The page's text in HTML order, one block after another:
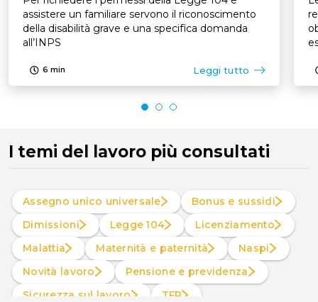
assistere un familiare servono il riconoscimento
della disabilità grave e una specifica domanda
all’INPS
6 min Leggi tutto
I temi del lavoro più consultati
Assegno unico universale
Bonus e sussidi
Dimissioni
Legge 104
Licenziamento
Malattia
Maternità e paternità
Naspi
Novità lavoro
Pensione e previdenza
Sicurezza sul lavoro
TFR